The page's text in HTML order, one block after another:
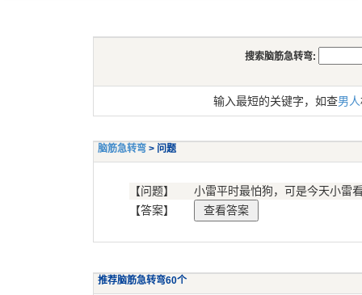
搜索脑筋急转弯:
输入最短的关键字，如查男人
脑筋急转弯 > 问题
【问题】
小雷平时最怕狗，可是今天小雷
【答案】
推荐脑筋急转弯60个